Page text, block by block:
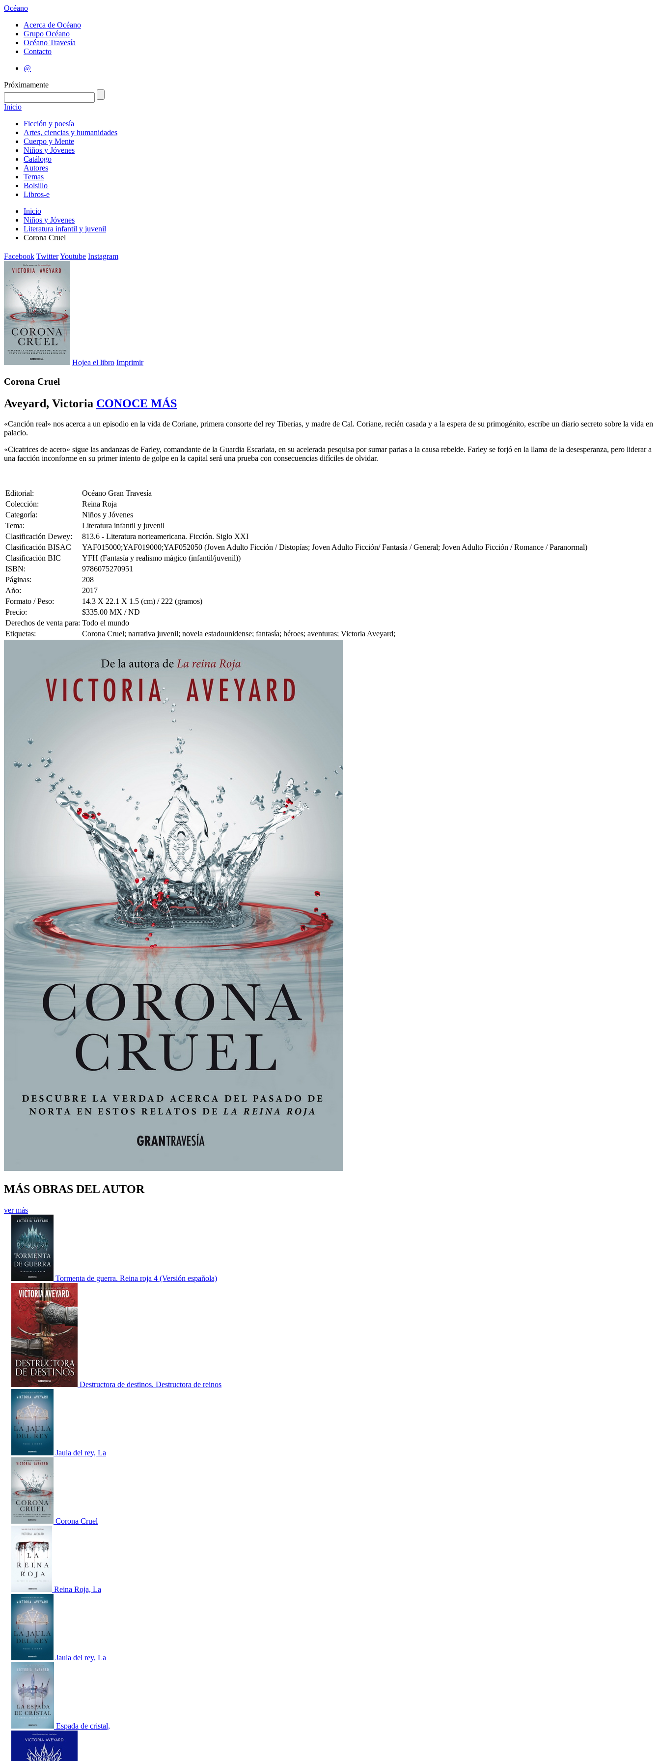
Océano
Acerca de Océano
Grupo Océano
Océano Travesía
Contacto
@
Próximamente
Inicio
Ficción y poesía
Artes, ciencias y humanidades
Cuerpo y Mente
Niños y Jóvenes
Catálogo
Autores
Temas
Bolsillo
Libros-e
Inicio
Niños y Jóvenes
Literatura infantil y juvenil
Corona Cruel
Facebook TwitterYoutube Instagram
Hojea el libro Imprimir
Corona Cruel
Aveyard, Victoria CONOCE MÁS
«Canción real» nos acerca a un episodio en la vida de Coriane, primera consorte del rey Tiberias, y madre de Cal. Coriane, recién casada y a la espera de su primogénito, escribe un diario secreto sobre la vida en
palacio.
«Cicatrices de acero» sigue las andanzas de Farley, comandante de la Guardia Escarlata, en su acelerada pesquisa por sumar parias a la causa rebelde. Farley se forjó en la llama de la desesperanza, pero liderar a
una facción inconforme en su primer intento de golpe en la capital será una prueba con consecuencias difíciles de olvidar.
Editorial:
Océano Gran Travesía
Colección:
Reina Roja
Categoría:
Niños y Jóvenes
Tema:
Literatura infantil y juvenil
Clasificación Dewey:
813.6 - Literatura norteamericana. Ficción. Siglo XXI
Clasificación BISAC
YAF015000;YAF019000;YAF052050 (Joven Adulto Ficción / Distopías; Joven Adulto Ficción/ Fantasía / General; Joven Adulto Ficción / Romance / Paranormal)
Clasificación BIC
YFH (Fantasía y realismo mágico (infantil/juvenil))
ISBN:
9786075270951
Páginas:
208
Año:
2017
Formato / Peso:
14.3 X 22.1 X 1.5 (cm) / 222 (gramos)
Precio:
$335.00 MX / ND
Derechos de venta para: Todo el mundo
Etiquetas:
Corona Cruel; narrativa juvenil; novela estadounidense; fantasía; héroes; aventuras; Victoria Aveyard;
MÁS OBRAS DEL AUTOR
ver más
Tormenta de guerra. Reina roja 4 (Versión española)
Destructora de destinos. Destructora de reinos
Jaula del rey, La
Corona Cruel
Reina Roja, La
Jaula del rey, La
Espada de cristal,